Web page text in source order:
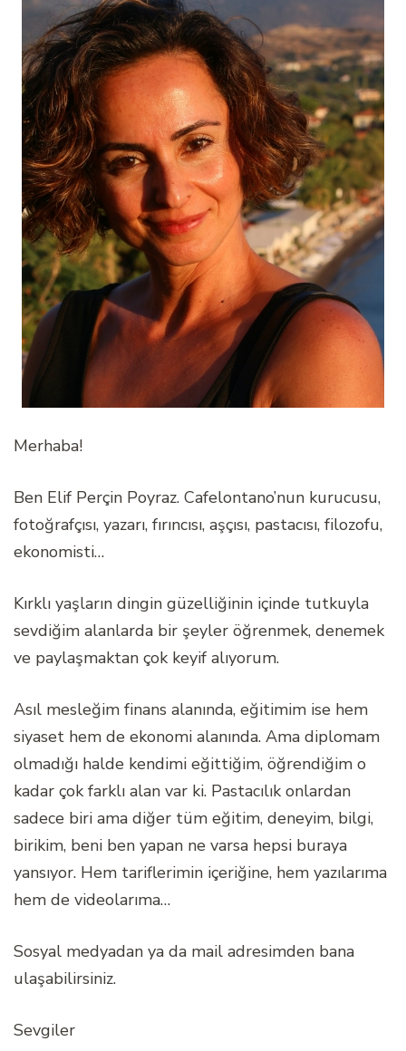
Merhaba!
Ben Elif Perçin Poyraz. Cafelontano’nun kurucusu,
fotoğrafçısı, yazarı, fırıncısı, aşçısı, pastacısı, filozofu,
ekonomisti…
Kırklı yaşların dingin güzelliğinin içinde tutkuyla
sevdiğim alanlarda bir şeyler öğrenmek, denemek
ve paylaşmaktan çok keyif alıyorum.
Asıl mesleğim finans alanında, eğitimim ise hem
siyaset hem de ekonomi alanında. Ama diplomam
olmadığı halde kendimi eğittiğim, öğrendiğim o
kadar çok farklı alan var ki. Pastacılık onlardan
sadece biri ama diğer tüm eğitim, deneyim, bilgi,
birikim, beni ben yapan ne varsa hepsi buraya
yansıyor. Hem tariflerimin içeriğine, hem yazılarıma
hem de videolarıma…
Sosyal medyadan ya da mail adresimden bana
ulaşabilirsiniz.
Sevgiler